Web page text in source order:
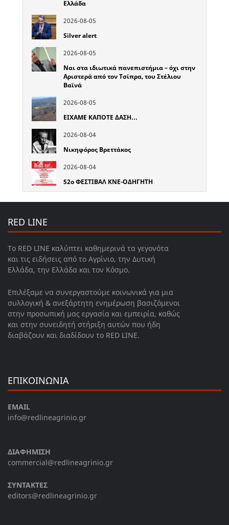
Ελλάδα
2026-08-05
Silver alert
2026-08-05
Ναι στα ιδιωτικά πανεπιστήμια – όχι στην
Αριστερά από τον Τσίπρα, του Στέλιου
Βαϊνά
2026-08-05
ΕΙΧΑΜΕ ΚΑΠΟΤΕ ΔΑΣΗ…
2026-08-04
Νικηφόρος Βρεττάκος
2026-08-04
52o ΦΕΣΤΙΒΑΛ ΚΝΕ-ΟΔΗΓΗΤΗ
RED LINE
Το RED LINE καλύπτει καθημερινά τα γεγονότα
και τις ειδήσεις από το Αγρίνιο, την Δυτική
Ελλάδα, την Ελλάδα και τον Κόσμο.
Επιλέξαμε να συνεργαστούμε κοινωνικά για μια
συλλογική & ανεξάρτητη ενημέρωση βασιζόμενοι
στην προσωπική μας εργασία και εμπειρία, καθώς
και στην συνειδητή στήριξη αυτών που ήδη
διαβάζουν και διαδίδουν το RED LINE.
ΕΠΙΚΟΙΝΩΝΙΑ
EMAIL
info@redlineagrinio.gr
ΔΙΑΦΗΜΙΣΗ
commercial@redlineagrinio.gr
ΣΥΝΤΑΚΤΕΣ
editors@redlineagrinio.gr